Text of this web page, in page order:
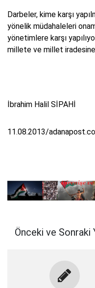
Darbeler, kime karşı
yönelik müdahaleleri
yönetimlere karşı
millete ve millet iradesine
İbrahim Halil SİPAHİ
11.08.2013/
Önceki ve Sonraki